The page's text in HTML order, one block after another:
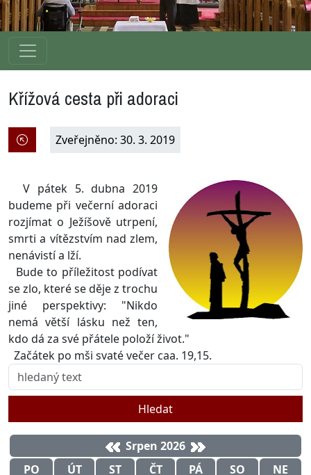
Křížová cesta při adoraci
Zveřejněno: 30. 3. 2019
V pátek 5. dubna 2019
budeme při večerní adoraci
rozjímat o Ježíšově utrpení,
smrti a vítězstvím nad zlem,
nenávistí a lží.
Bude to příležitost podívat
se zlo, které se děje z trochu
jiné perspektivy: "Nikdo
nemá větší lásku než ten,
kdo dá za své přátele položí život."
Začátek po mši svaté večer caa. 19,15.
Hledat
Srpen 2026
PO
ÚT ST ČT PÁ SO
NE